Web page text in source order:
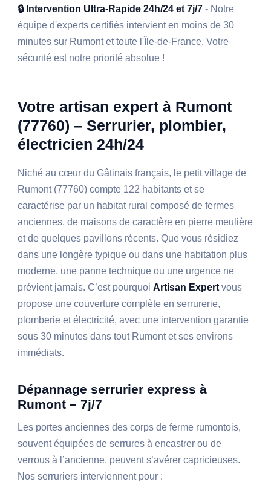
🔒 Intervention Ultra-Rapide 24h/24 et 7j/7 - Notre
équipe d'experts certifiés intervient en moins de 30
minutes sur Rumont et toute l'Île-de-France. Votre
sécurité est notre priorité absolue !
Votre artisan expert à Rumont
(77760) – Serrurier, plombier,
électricien 24h/24
Niché au cœur du Gâtinais français, le petit village de
Rumont (77760) compte 122 habitants et se
caractérise par un habitat rural composé de fermes
anciennes, de maisons de caractère en pierre meulière
et de quelques pavillons récents. Que vous résidiez
dans une longère typique ou dans une habitation plus
moderne, une panne technique ou une urgence ne
prévient jamais. C’est pourquoiArtisan Expertvous
propose une couverture complète en serrurerie,
plomberie et électricité, avec une intervention garantie
sous 30 minutes dans tout Rumont et ses environs
immédiats.
Dépannage serrurier express à
Rumont – 7j/7
Les portes anciennes des corps de ferme rumontois,
souvent équipées de serrures à encastrer ou de
verrous à l’ancienne, peuvent s’avérer capricieuses.
Nos serruriers interviennent pour :